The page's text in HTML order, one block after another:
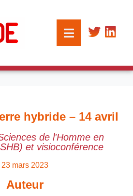
hybride – 14 avril
de l'Homme en
et visioconférence
23 mars 2023
Auteur